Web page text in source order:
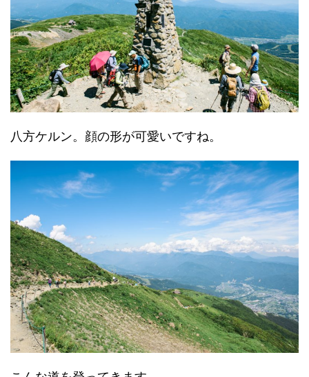
八方ケルン。顔の形が可愛いですね。